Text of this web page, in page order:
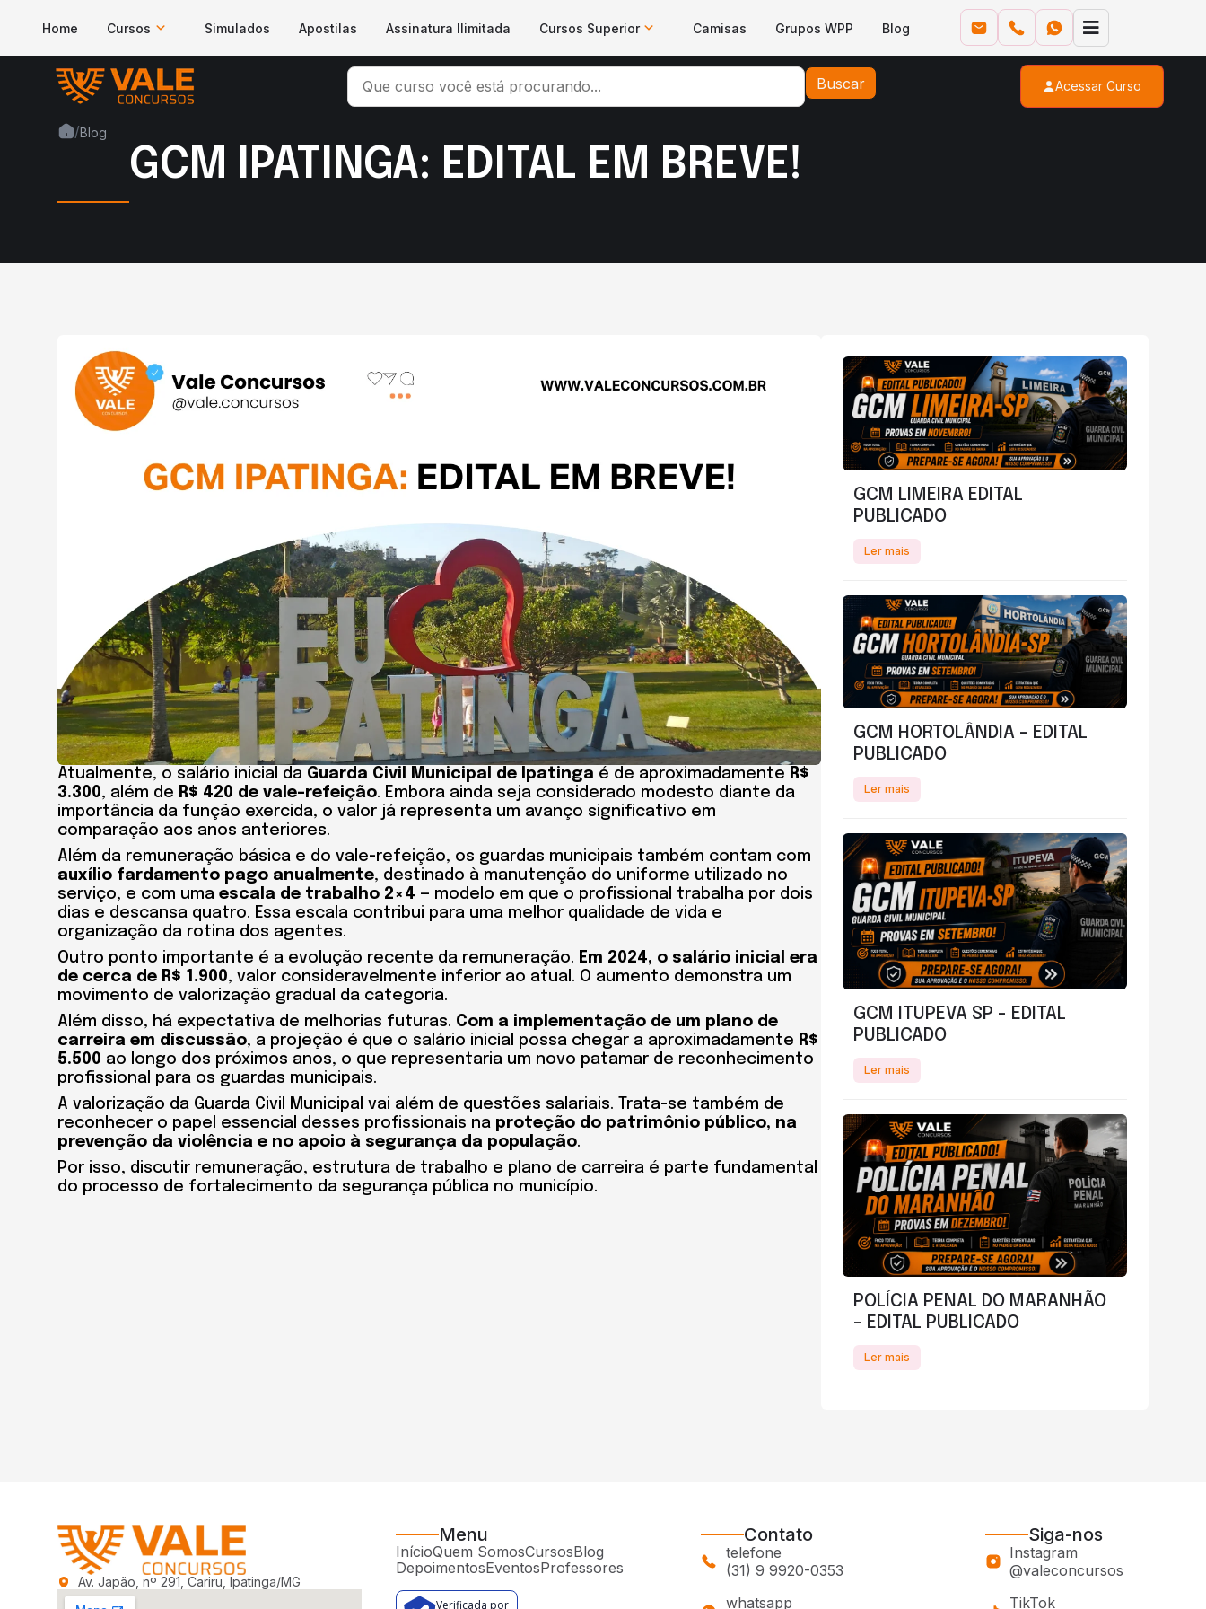
Home Cursos Simulados Apostilas Assinatura Ilimitada Cursos Superior Camisas Grupos WPP Blog
Buscar Acessar Curso
/Blog
GCM IPATINGA: EDITAL EM BREVE!
Atualmente, o salário inicial da Guarda Civil Municipal de Ipatinga é de aproximadamente R$
3.300, além de R$ 420 de vale-refeição. Embora ainda seja considerado modesto diante da
importância da função exercida, o valor já representa um avanço significativo em
comparação aos anos anteriores.
Além da remuneração básica e do vale-refeição, os guardas municipais também contam com
auxílio fardamento pago anualmente, destinado à manutenção do uniforme utilizado no
serviço, e com uma escala de trabalho 2×4 — modelo em que o profissional trabalha por dois
dias e descansa quatro. Essa escala contribui para uma melhor qualidade de vida e
organização da rotina dos agentes.
Outro ponto importante é a evolução recente da remuneração. Em 2024, o salário inicial era
de cerca de R$ 1.900, valor consideravelmente inferior ao atual. O aumento demonstra um
movimento de valorização gradual da categoria.
Além disso, há expectativa de melhorias futuras. Com a implementação de um plano de
carreira em discussão, a projeção é que o salário inicial possa chegar a aproximadamente R$
5.500 ao longo dos próximos anos, o que representaria um novo patamar de reconhecimento
profissional para os guardas municipais.
A valorização da Guarda Civil Municipal vai além de questões salariais. Trata-se também de
reconhecer o papel essencial desses profissionais na proteção do patrimônio público, na
prevenção da violência e no apoio à segurança da população.
Por isso, discutir remuneração, estrutura de trabalho e plano de carreira é parte fundamental
do processo de fortalecimento da segurança pública no município.
GCM LIMEIRA EDITAL
PUBLICADO
Ler mais
GCM HORTOLÂNDIA - EDITAL
PUBLICADO
Ler mais
GCM ITUPEVA SP - EDITAL
PUBLICADO
Ler mais
POLÍCIA PENAL DO MARANHÃO
- EDITAL PUBLICADO
Ler mais
Av. Japão, nº 291, Cariru, Ipatinga/MG
Menu
InícioQuem SomosCursosBlog
DepoimentosEventosProfessores
Verificada por
Contato
telefone
(31) 9 9920-0353
whatsapp
Siga-nos
Instagram
@valeconcursos
TikTok